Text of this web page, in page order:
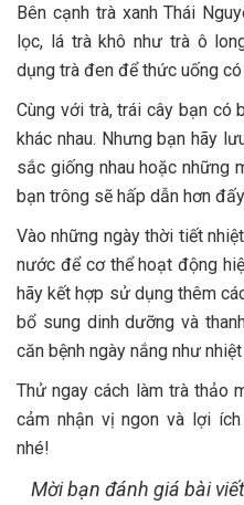
Bên cạnh trà xanh Thái
lọc, lá trà khô như trà ô
dụng trà đen để thức uống
Cùng với trà, trái cây bạn có
khác nhau. Nhưng bạn hãy
sắc giống nhau hoặc những
bạn trông sẽ hấp dẫn hơn
Vào những ngày thời tiết
nước để cơ thể hoạt động
hãy kết hợp sử dụng thêm
bổ sung dinh dưỡng và
căn bệnh ngày nắng như
Thử ngay cách làm trà thảo
cảm nhận vị ngon và lợi
nhé!
Mời bạn đánh giá bài